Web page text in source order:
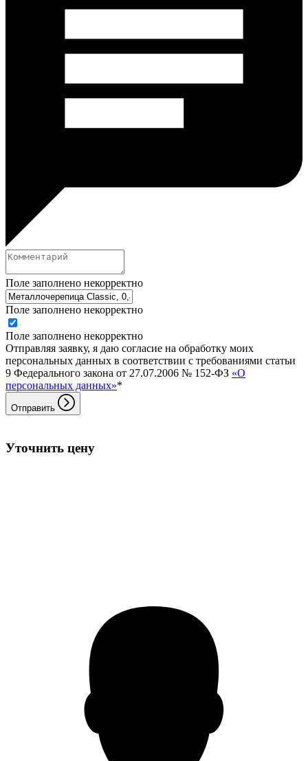
Поле заполнено некорректно
Поле заполнено некорректно
Поле заполнено некорректно
Отправляя заявку, я даю согласие на обработку моих
персональных данных в соответствии с требованиями статьи
9 Федерального закона от 27.07.2006 № 152-ФЗ «О
персональных данных»*
Отправить
Уточнить цену